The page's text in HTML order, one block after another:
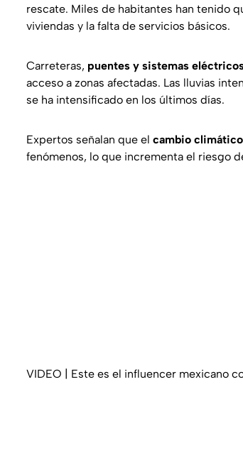
rescate. Miles de habitantes han tenido
viviendas y la falta de servicios básicos.
Carreteras, puentes y sistemas
acceso a zonas afectadas. Las lluvias
se ha intensificado en los últimos días.
Expertos señalan que el cambio climático
fenómenos, lo que incrementa el riesgo
VIDEO | Este es el influencer mexicano